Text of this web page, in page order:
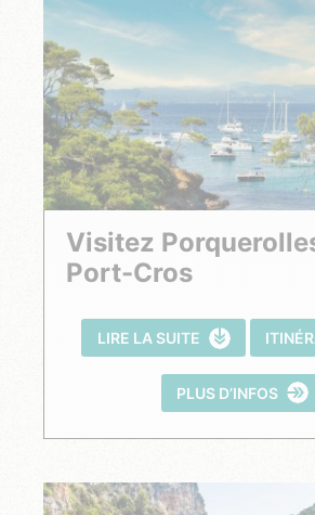
Visitez Porquerolles et
Port-Cros
LIRE LA SUITE
PLUS D’INFOS